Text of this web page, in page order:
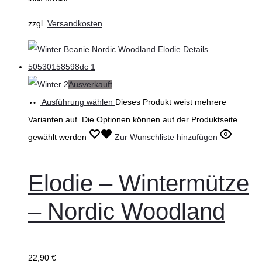
zzgl. Versandkosten
Ausverkauft
Ausführung wählen Dieses Produkt weist mehrere
Varianten auf. Die Optionen können auf der Produktseite
gewählt werden
Zur Wunschliste hinzufügen
Elodie – Wintermütze
– Nordic Woodland
22,90 €